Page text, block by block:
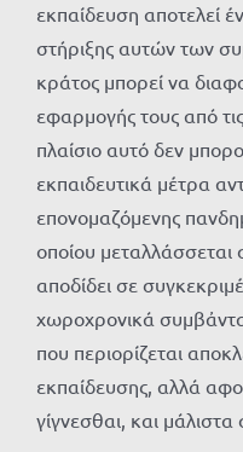
εκπαίδευση αποτελεί
στήριξης αυτών των
κράτος μπορεί να
εφαρμογής τους από
πλαίσιο αυτό δεν
εκπαιδευτικά μέτρα
επονομαζόμενης
οποίου
αποδίδει σε
χωροχρονικά
που περιορίζεται
εκπαίδευσης, αλλά
γίγνεσθαι, και